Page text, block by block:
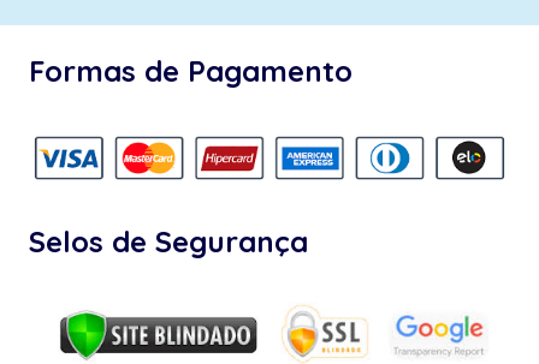
Formas de Pagamento
Selos de Segurança